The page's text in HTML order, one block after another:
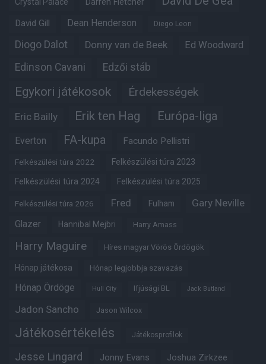
David Gill Dean Henderson Diego Leon
Diogo Dalot Donny van de Beek Ed Woodward
Edinson Cavani Edzői stáb
Egykori játékosok Érdekességek
Eric Bailly Erik ten Hag Európa-liga
Everton FA-kupa Facundo Pellistri
Felkészülési túra 2022 Felkészülési túra 2023
Felkészülési túra 2024 Felkészülési túra 2025
Felkészülési túra 2026 Fred Fulham Gary Neville
Glazer Hannibal Mejbri Harry Amass
Harry Maguire Híres magyar Vörös Ördögök
Hónap játékosa Hónap legjobbja szavazás
Hónap Ördöge Hull City Ifjúsági BL Jack Butland
Jadon Sancho Jason Wilcox
Játékosértékelés Játékosprofilok
Jesse Lingard Jonny Evans Joshua Zirkzee